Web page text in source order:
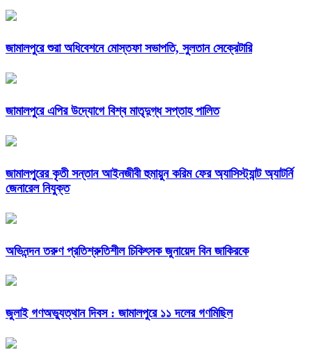
জামালপুরে শুরা অধিবেশনে মোস্তফা সভাপতি, সুলতান সেক্রেটারি
জামালপুরে এপির উদ্যোগে বিশ্ব মাতৃদুগ্ধ সপ্তাহ পালিত
জামালপুরের কৃতী সন্তান আইনজীবী হুমায়ুন করিম ফের অ্যাসিস্ট্যান্ট অ্যাটর্নি
জেনারেল নিযুক্ত
অভিনন্দন তরুণ প্রতিশ্রুতিশীল চিকিৎসক জুনায়েদ বিন জাকিরকে
জুলাই গণঅভ্যুত্থান দিবস : জামালপুরে ১১ দলের গণমিছিল